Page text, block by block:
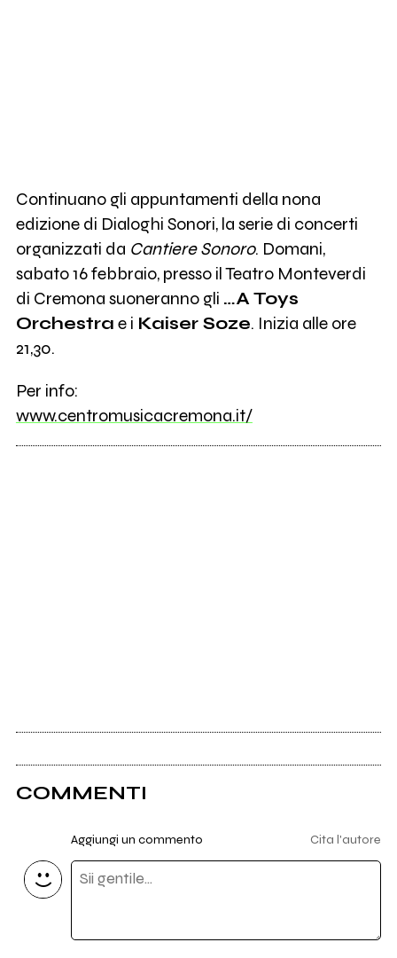
Continuano gli appuntamenti della nona
edizione di Dialoghi Sonori, la serie di concerti
organizzati da Cantiere Sonoro. Domani,
sabato 16 febbraio, presso il Teatro Monteverdi
di Cremona suoneranno gli …A Toys
Orchestra e i Kaiser Soze. Inizia alle ore
21,30.
Per info:
www.centromusicacremona.it/
COMMENTI
Aggiungi un commento Cita l'autore